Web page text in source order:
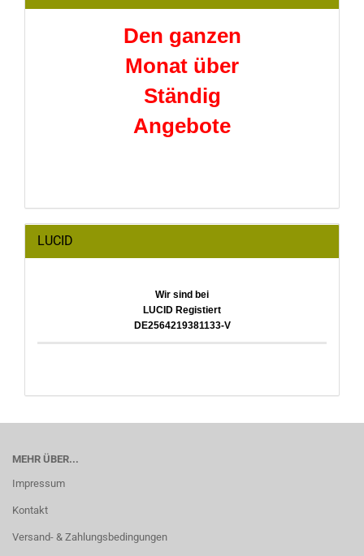
Den ganzen
Monat über
Ständig
Angebote
LUCID
Wir sind bei
LUCID Registiert
DE2564219381133-V
MEHR ÜBER...
Impressum
Kontakt
Versand- & Zahlungsbedingungen